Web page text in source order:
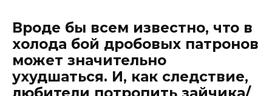
Вроде бы всем известно, что в
холода бой дробовых патронов
может значительно
ухудшаться. И, как следствие,